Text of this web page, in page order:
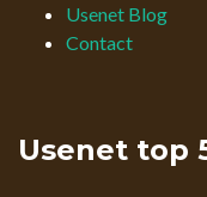
Usenet Blog
Contact
Usenet top